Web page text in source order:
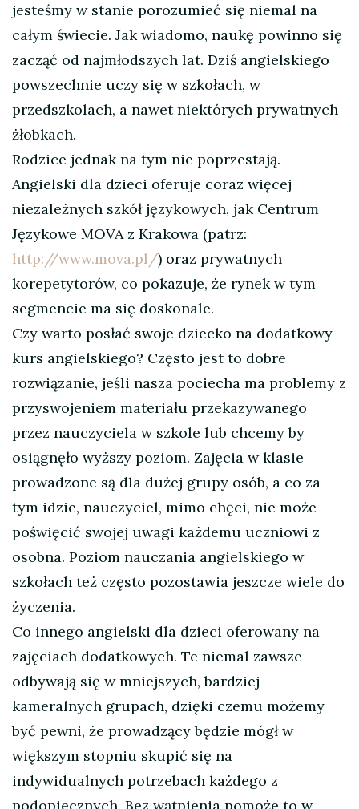
jesteśmy w stanie porozumieć się niemal na
całym świecie. Jak wiadomo, naukę powinno się
zacząć od najmłodszych lat. Dziś angielskiego
powszechnie uczy się w szkołach, w
przedszkolach, a nawet niektórych prywatnych
żłobkach.
Rodzice jednak na tym nie poprzestają.
Angielski dla dzieci oferuje coraz więcej
niezależnych szkół językowych, jak Centrum
Językowe MOVA z Krakowa (patrz:
http://www.mova.pl/) oraz prywatnych
korepetytorów, co pokazuje, że rynek w tym
segmencie ma się doskonale.
Czy warto posłać swoje dziecko na dodatkowy
kurs angielskiego? Często jest to dobre
rozwiązanie, jeśli nasza pociecha ma problemy z
przyswojeniem materiału przekazywanego
przez nauczyciela w szkole lub chcemy by
osiągnęło wyższy poziom. Zajęcia w klasie
prowadzone są dla dużej grupy osób, a co za
tym idzie, nauczyciel, mimo chęci, nie może
poświęcić swojej uwagi każdemu uczniowi z
osobna. Poziom nauczania angielskiego w
szkołach też często pozostawia jeszcze wiele do
życzenia.
Co innego angielski dla dzieci oferowany na
zajęciach dodatkowych. Te niemal zawsze
odbywają się w mniejszych, bardziej
kameralnych grupach, dzięki czemu możemy
być pewni, że prowadzący będzie mógł w
większym stopniu skupić się na
indywidualnych potrzebach każdego z